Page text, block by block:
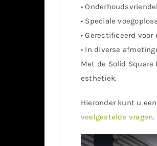
•
• Speciale
• Gerectificeerd
• In diverse
Met de Solid
esthetiek.
Hieronder kunt u
veelgestelde vragen.